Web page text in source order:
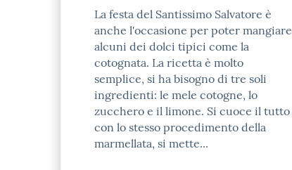
La festa del Santissimo Salvatore è
anche l'occasione per poter mangiare
alcuni dei dolci tipici come la
cotognata. La ricetta è molto
semplice, si ha bisogno di tre soli
ingredienti: le mele cotogne, lo
zucchero e il limone. Si cuoce il tutto
con lo stesso procedimento della
marmellata, si mette...